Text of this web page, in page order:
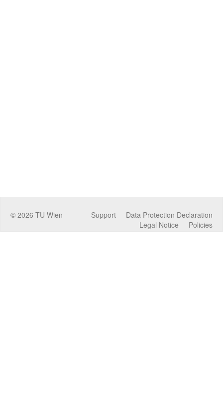
© 2026 TU Wien Data Protection Declaration
Support
Policies
Legal Notice